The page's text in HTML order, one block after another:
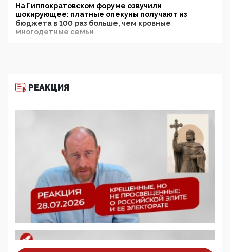
На Гиппократовском форуме озвучили
шокирующее: платные опекуны получают из
бюджета в 100 раз больше, чем кровные
многодетные семьи
11:53, 09 Июня 2026
деятельность ИИТО ЮНЕСКО в России, но
цифроглобалисты продолжают определять
повестку в образовании
09:43, 01 Июня 2026
5G за счет здоровья граждан: Минцифры намерено
отобрать у регионов и муниципалитетов право
защищать жилые дома и социальные объекты от
05:58, 26 Мая 2026
Роскомнадзор освободили от борца с
деструктивным и опасным контентом
07:39, 25 Мая 2026
РЕАКЦИЯ